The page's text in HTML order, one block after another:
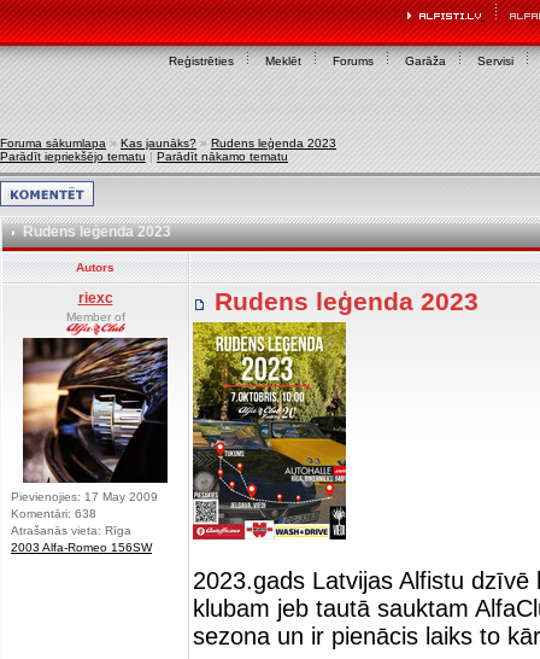
Reģistrēties Meklēt Forums Garāža Servisi
Foruma sākumlapa » Kas jaunāks? » Rudens leģenda 2023
Parādīt iepriekšējo tematu | Parādīt nākamo tematu
Rudens leģenda 2023
Autors
riexc
Member of
Pievienojies: 17 May 2009
Komentāri: 638
Atrašanās vieta: Rīga
2003 Alfa-Romeo 156SW
Rudens leģenda 2023
2023.gads Latvijas Alfistu
klubam jeb tautā sauktam
sezona un ir pienācis laiks to